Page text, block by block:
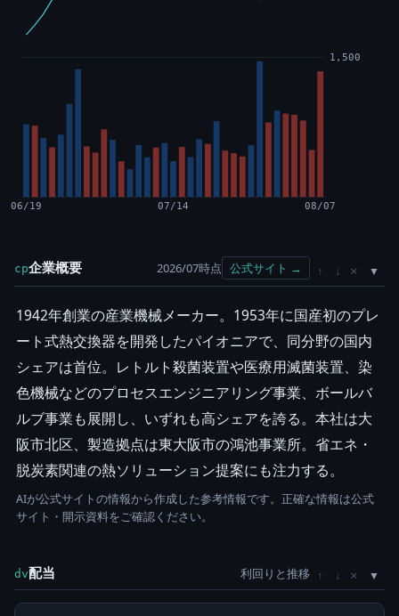
1,500
06/19 07/14 08/07
cp企業概要 2026/07時点 公式サイト → ↑ ↓ ×
1942年創業の産業機械メーカー。1953年に国産初のプレ
ート式熱交換器を開発したパイオニアで、同分野の国内
シェアは首位。レトルト殺菌装置や医療用滅菌装置、染
色機械などのプロセスエンジニアリング事業、ボールバ
ルブ事業も展開し、いずれも高シェアを誇る。本社は大
阪市北区、製造拠点は東大阪市の鴻池事業所。省エネ・
脱炭素関連の熱ソリューション提案にも注力する。
AIが公式サイトの情報から作成した参考情報です。正確な情報は公式
サイト・開示資料をご確認ください。
dv配当 利回りと推移 ↑ ↓ ×